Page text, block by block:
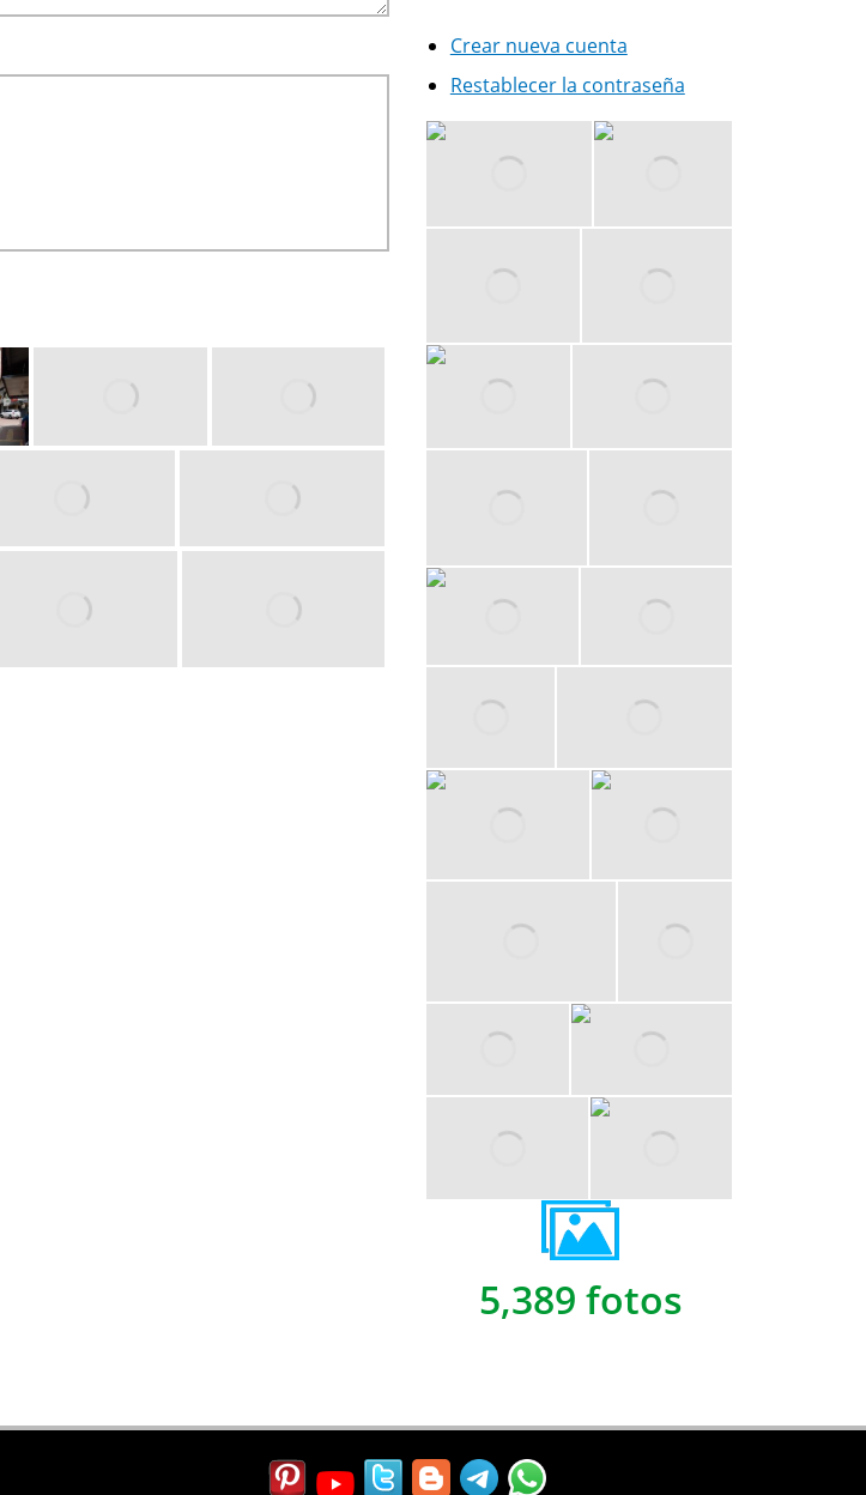
Crear nueva cuenta
Restablecer la contraseña
5,389 fotos